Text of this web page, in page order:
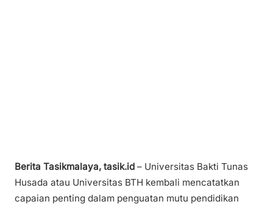
Berita Tasikmalaya, tasik.id – Universitas Bakti Tunas
Husada atau Universitas BTH kembali mencatatkan
capaian penting dalam penguatan mutu pendidikan